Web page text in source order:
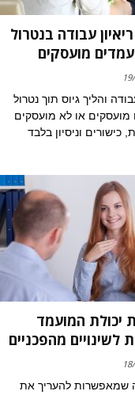
ריאיון עבודה בנטרול
מועסקים
והליך גיוס תוך נטרול
מועסקים או לא מועסקים
כישורים וניסיון בלבד
יכולת המועמד
לשינויים מהפכניים
שמאפשרות להעריך את